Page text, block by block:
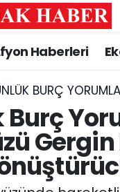
Haberleri
BURÇ
Burç
HABERLERİ
Puan Durumu ve